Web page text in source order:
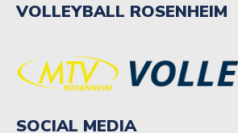
VOLLEYBALL ROSENHEIM
SOCIAL MEDIA